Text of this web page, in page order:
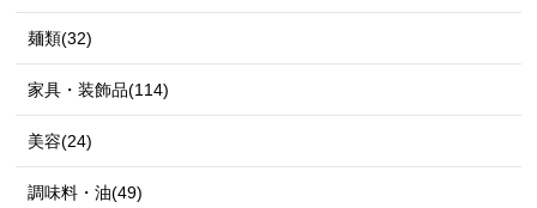
麺類(32)
家具・装飾品(114)
美容(24)
調味料・油(49)